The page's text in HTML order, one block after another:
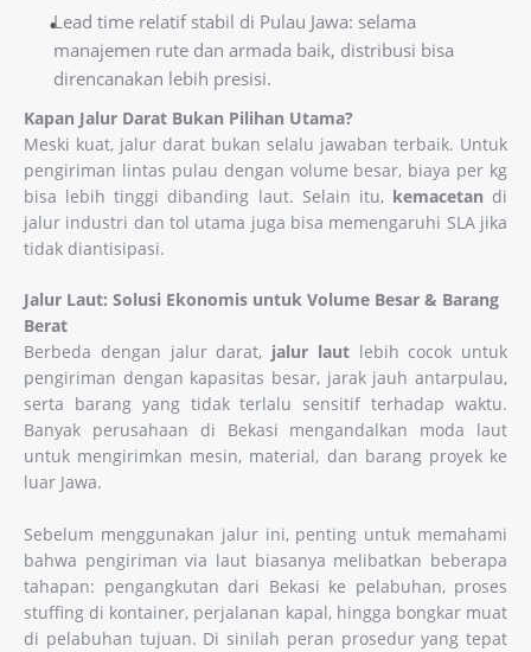
Lead time relatif stabil di Pulau Jawa: selama
manajemen rute dan armada baik, distribusi bisa
direncanakan lebih presisi.
Kapan Jalur Darat Bukan Pilihan Utama?
Meski kuat, jalur darat bukan selalu jawaban terbaik. Untuk
pengiriman lintas pulau dengan volume besar, biaya per kg
bisa lebih tinggi dibanding laut. Selain itu, kemacetan di
jalur industri dan tol utama juga bisa memengaruhi SLA jika
tidak diantisipasi.
Jalur Laut: Solusi Ekonomis untuk Volume Besar & Barang
Berat
Berbeda dengan jalur darat, jalur lautlebih cocok untuk
pengiriman dengan kapasitas besar, jarak jauh antarpulau,
serta barang yang tidak terlalu sensitif terhadap waktu.
Banyak perusahaan di Bekasi mengandalkan moda laut
untuk mengirimkan mesin, material, dan barang proyek ke
luar Jawa.
Sebelum menggunakan jalur ini, penting untuk memahami
bahwa pengiriman via laut biasanya melibatkan beberapa
tahapan: pengangkutan dari Bekasi ke pelabuhan, proses
stuffing di kontainer, perjalanan kapal, hingga bongkar muat
di pelabuhan tujuan. Di sinilah peran prosedur yang tepat